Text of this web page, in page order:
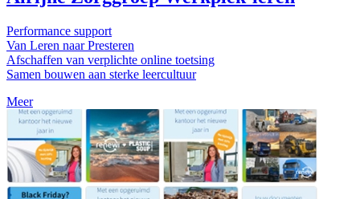
Performance support
Van Leren naar Presteren
Afschaffen van verplichte online toetsing
Samen bouwen aan sterke leercultuur
Meer